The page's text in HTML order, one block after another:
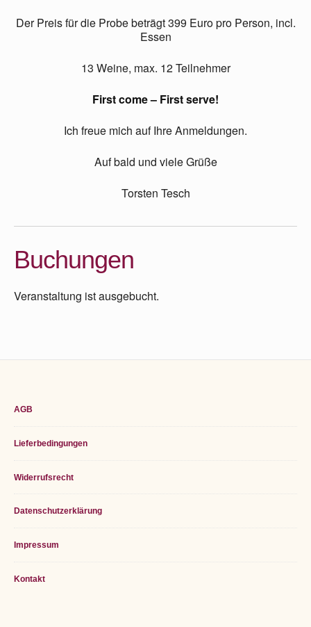
Der Preis für die Probe beträgt 399 Euro pro Person, incl.
Essen
13 Weine, max. 12 Teilnehmer
First come – First serve!
Ich freue mich auf Ihre Anmeldungen.
Auf bald und viele Grüße
Torsten Tesch
Buchungen
Veranstaltung ist ausgebucht.
AGB
Lieferbedingungen
Widerrufsrecht
Datenschutzerklärung
Impressum
Kontakt